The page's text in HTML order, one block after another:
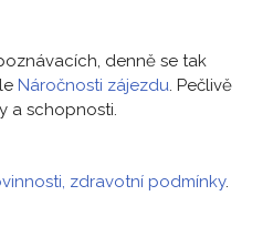
denně se tak
Náročnosti zájezdu. Pečlivě
a schopnosti.
zdravotní podmínky.